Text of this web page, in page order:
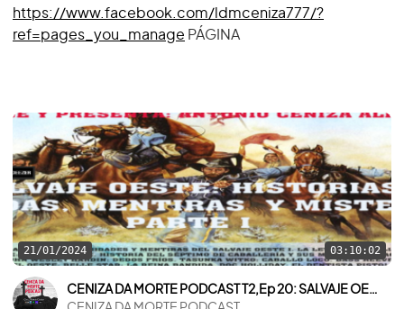
https://www.facebook.com/ldmceniza777/?
ref=pages_you_manage PÁGINA
21/01/2024 03:10:02
CENIZA DA MORTE PODCAST T2,Ep 20: SALVAJE OESTE: HISTORIAS,LEYENDAS,MENTIRAS Y MISTERIOS: PARTE I